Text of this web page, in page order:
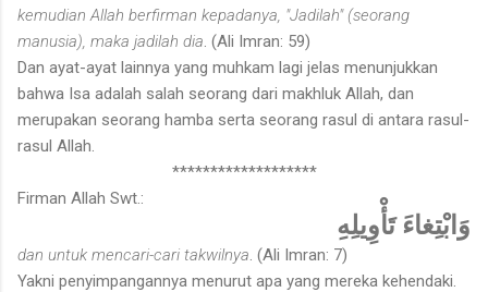
kemudian Allah berfirman kepadanya, "Jadilah" (seorang
manusia), maka jadilah dia . (Ali Imran: 59)
Dan ayat-ayat lainnya yang muhkam lagi jelas menunjukkan
bahwa Isa adalah salah seorang dari makhluk Allah, dan
merupakan seorang hamba serta seorang rasul di antara rasul-
rasul Allah.
*******************
Firman Allah Swt.:
وَابْتِغاءَ تَأْوِيلِهِ
dan untuk mencari-cari takwilnya . (Ali Imran: 7)
Yakni penyimpangannya menurut apa yang mereka kehendaki.